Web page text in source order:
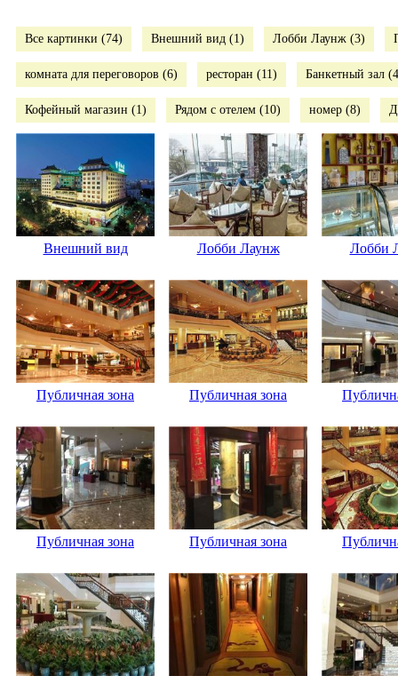
Все картинки (74) Внешний вид (1) Лобби Лаунж (3)
комната для переговоров (6) ресторан (11) Банкетный зал
Кофейный магазин (1) Рядом с отелем (10) номер (8)
Внешний вид Лобби Лаунж Лобби
Публичная зона Публичная зона
Публичная зона Публичная зона